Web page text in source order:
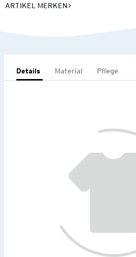
ARTIKEL MERKEN
Details Material Pflege